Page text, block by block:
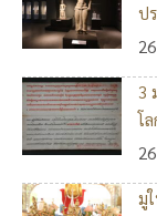
ป
3
โ
มู